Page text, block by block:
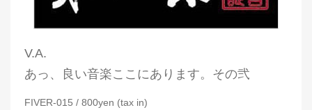
V.A.
あっ、良い音楽ここにあります。その弐
FIVER-015 / 800yen (tax in)